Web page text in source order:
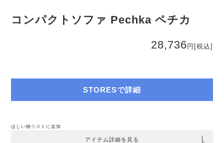
コンパクトソファ Pechka ペチカ
28,736 円 [税込]
STORESで詳細
ほしい物リストに追加
アイテム詳細を見る